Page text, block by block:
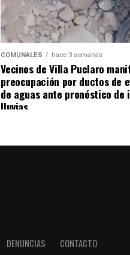
COMUNALES hace 3 semanas
Vecinos de Villa Puclaro
preocupación por ductos de
de aguas ante pronóstico de
lluvias
DENUNCIAS CONTACTO